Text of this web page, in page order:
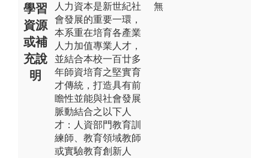
學習
資源
或補
充說
明
人力資本是新世紀社
會發展的重要一環，
本系重在培育各產業
人力加值專業人才，
並結合本校一百廿多
年師資培育之堅實育
才傳統，打造具有前
瞻性並能與社會發展
脈動結合之以下人
才：人資部門教育訓
練師、教育領域教師
或實驗教育創新人
無